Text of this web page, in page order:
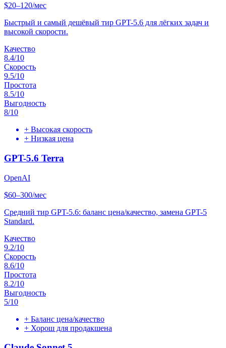
$20–120/мес
Быстрый и самый дешёвый тир GPT-5.6 для лёгких задач и
высокой скорости.
Качество
8.4/10
Скорость
9.5/10
Простота
8.5/10
Выгодность
8/10
+ Высокая скорость
+ Низкая цена
GPT-5.6 Terra
OpenAI
$60–300/мес
Средний тир GPT-5.6: баланс цена/качество, замена GPT-5
Standard.
Качество
9.2/10
Скорость
8.6/10
Простота
8.2/10
Выгодность
5/10
+ Баланс цена/качество
+ Хорош для продакшена